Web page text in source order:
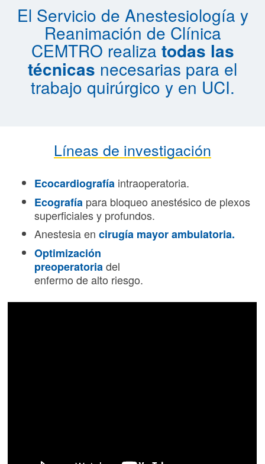
El Servicio de Anestesiología y
Reanimación de Clínica
CEMTRO realiza todas las
técnicas necesarias para el
trabajo quirúrgico y en UCI.
Líneas de investigación
Ecocardiografía intraoperatoria.
Ecografía para bloqueo anestésico de plexos
superficiales y profundos.
Anestesia en cirugía mayor ambulatoria.
Optimización
preoperatoriadel
enfermo de alto riesgo.